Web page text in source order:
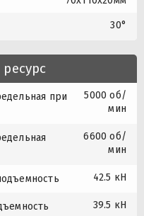
30°
при
5000 об/
мин
6600 об/
мин
42.5 кН
39.5 кН